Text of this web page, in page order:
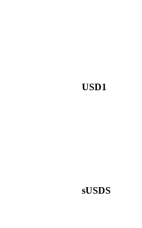
USD1
sUSDS